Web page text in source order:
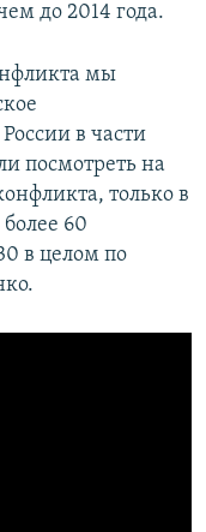
до 2014 года.
мы
в части
посмотреть на
только в
60
в целом по